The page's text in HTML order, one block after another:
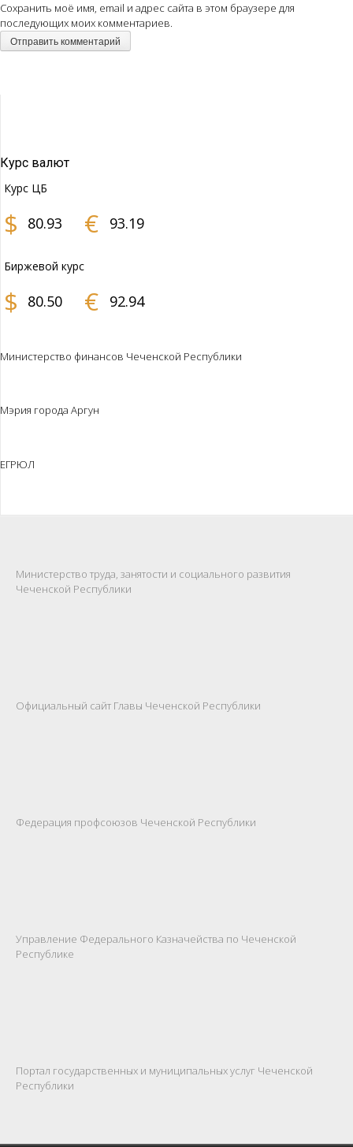
Сохранить моё имя, email и адрес сайта в этом браузере для
последующих моих комментариев.
Курс валют
Курс ЦБ
$ 80.93 € 93.19
Биржевой курс
$ 80.50 € 92.94
Министерство финансов Чеченской Республики
Мэрия города Аргун
ЕГРЮЛ
Министерство труда, занятости и социального развития
Чеченской Республики
Официальный сайт Главы Чеченской Республики
Федерация профсоюзов Чеченской Республики
Управление Федерального Казначейства по Чеченской
Республике
Портал государственных и муниципальных услуг Чеченской
Республики